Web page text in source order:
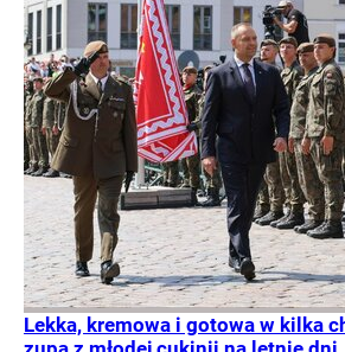
Lekka, kremowa i gotowa w kilka